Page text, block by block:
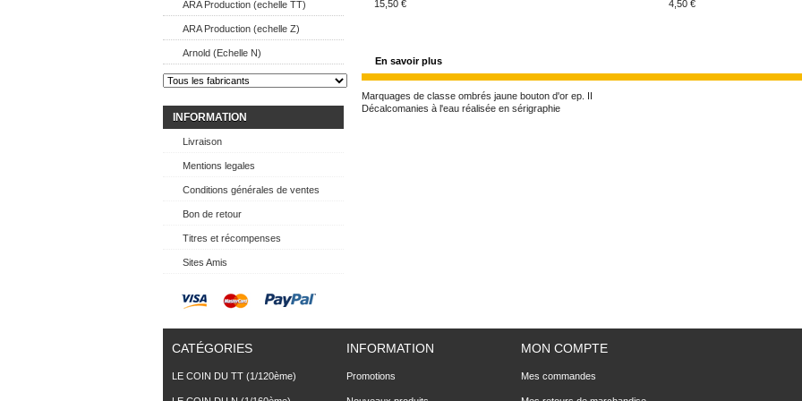
ARA Production (echelle TT)
ARA Production (echelle Z)
Arnold (Echelle N)
INFORMATION
Livraison
Mentions legales
Conditions générales de ventes
Bon de retour
Titres et récompenses
Sites Amis
15,50 € 4,50 €
En savoir plus
Marquages de classe ombrés jaune bouton d'or ep. II
Décalcomanies à l'eau réalisée en sérigraphie
CATÉGORIES
LE COIN DU TT (1/120ème)
INFORMATION
Promotions
MON COMPTE
Mes commandes